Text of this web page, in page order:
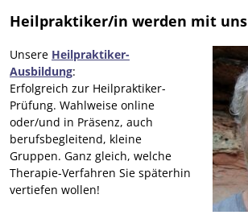
Heilpraktiker/in werden mit uns
Unsere Heilpraktiker-
Ausbildung:
Erfolgreich zur Heilpraktiker-
Prüfung. Wahlweise online
oder/und in Präsenz, auch
berufsbegleitend, kleine
Gruppen. Ganz gleich, welche
Therapie-Verfahren Sie späterhin
vertiefen wollen!